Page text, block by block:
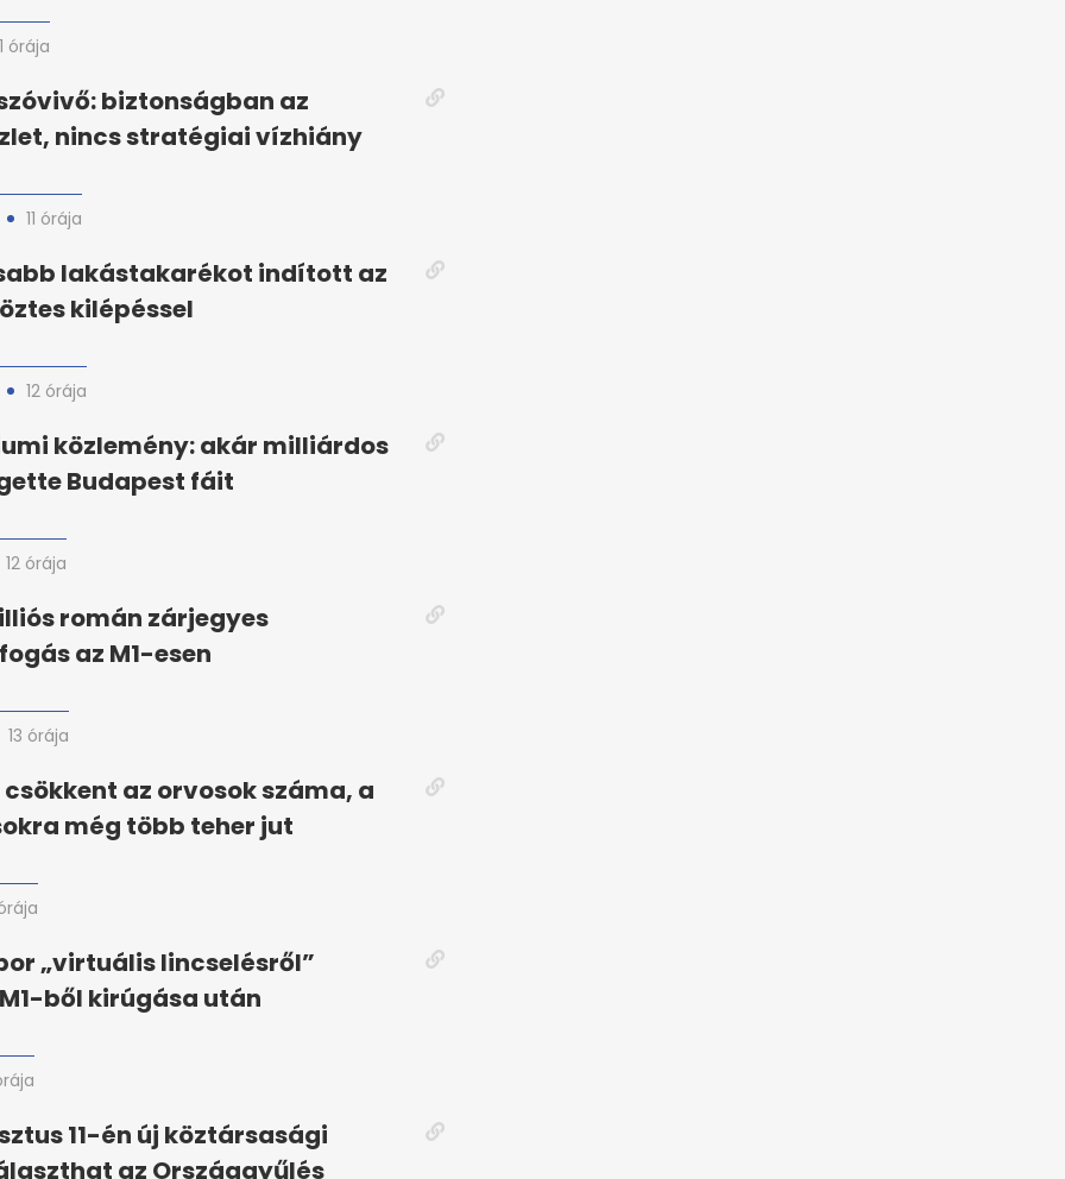
órája
biztonságban az
nincs stratégiai vízhiány
11 órája
lakástakarékot indított az
kilépéssel
12 órája
közlemény: akár milliárdos
Budapest fáit
12 órája
román zárjegyes
az M1-esen
13 órája
az orvosok száma, a
még több teher jut
„virtuális lincselésről”
ből kirúgása után
11-én új köztársasági
az Országgyűlés